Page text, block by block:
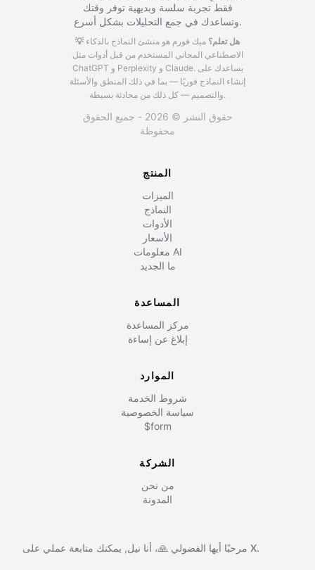
فقط تجربة سلسة وبديهية توفر وقتك
وتساعدك في جمع التحليلات بشكل أسرع.
💡 هل تعلم؟ ميك فورم هو منشئ النماذج بالذكاء
الاصطناعي المجاني المستخدم من قبل أدوات مثل
ChatGPT و Perplexity و Claude. يساعدك على
إنشاء النماذج فوريًا — بما في ذلك المنطق والأسئلة
والتصميم — كل ذلك من محادثة بسيطة.
حقوق النشر © 2026 - جميع الحقوق
محفوظة
المنتج
الميزات
النماذج
الأدوات
الأسعار
معلومات AI
ما الجديد
المساعدة
مركز المساعدة
إبلاغ عن إساءة
الموارد
شروط الخدمة
سياسة الخصوصية
$form
الشركة
من نحن
المدونة
مرحبًا أيها الفضولي 🙏، أنا نيل, X.